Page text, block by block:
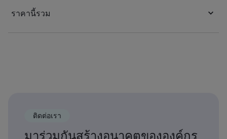
ราคานี้รวม
ติดต่อเรา
มาร่วมกันสร้างอนาคตขององค์กร